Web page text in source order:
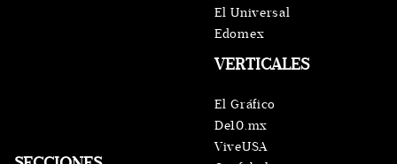
VERTICALES
El Gráfico
De10.mx
ViveUSA
El Universal
Edomex